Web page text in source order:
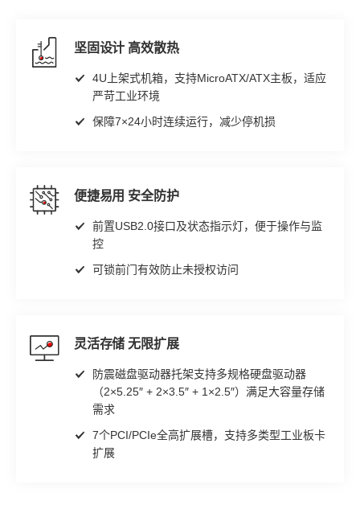
坚固设计 高效散热
4U上架式机箱，支持MicroATX/ATX主板，适应
严苛工业环境
保障7×24小时连续运行，减少停机损
便捷易用 安全防护
前置USB2.0接口及状态指示灯，便于操作与监
控
可锁前门有效防止未授权访问
灵活存储 无限扩展
防震磁盘驱动器托架支持多规格硬盘驱动器
（2×5.25″ + 2×3.5″ + 1×2.5″）满足大容量存储
需求
7个PCI/PCIe全高扩展槽，支持多类型工业板卡
扩展